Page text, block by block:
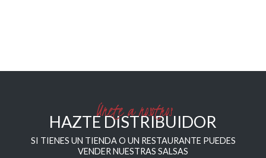
Únete a nosotros
HAZTE DISTRIBUIDOR
SI TIENES UN TIENDA O UN RESTAURANTE PUEDES
VENDER NUESTRAS SALSAS